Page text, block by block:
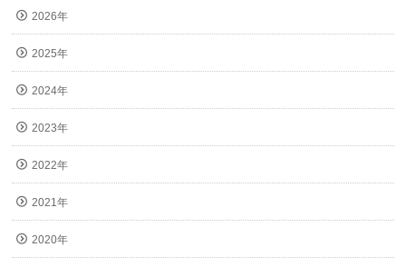
2026年
2025年
2024年
2023年
2022年
2021年
2020年